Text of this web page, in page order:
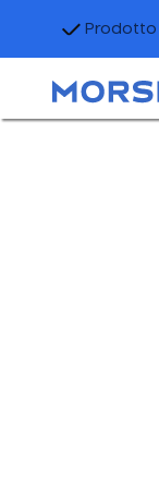
Prodotto